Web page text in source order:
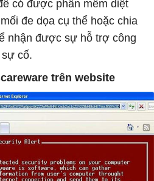
có được phần mềm diệt
đe dọa cụ thể hoặc chia
nhận được sự hỗ trợ công
cố.
trên website